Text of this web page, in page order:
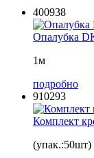
400938
Опалубка
1м
подробно
910293
Комплект
(упак.:50шт)